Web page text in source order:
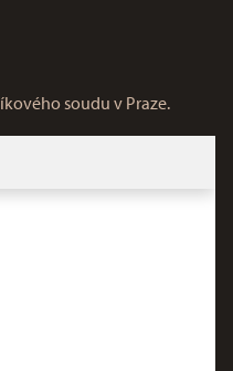
soudu v Praze.